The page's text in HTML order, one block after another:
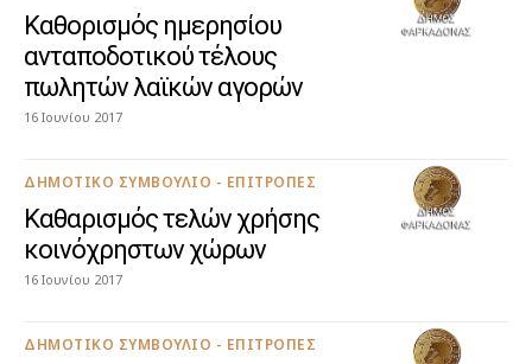
Καθορισμός ημερησίου
ανταποδοτικού τέλους
πωλητών λαϊκών αγορών
16 Ιουνίου 2017
ΔΗΜΟΤΙΚΌ ΣΥΜΒΟΎΛΙΟ - ΕΠΙΤΡΟΠΈΣ
Καθαρισμός τελών χρήσης
κοινόχρηστων χώρων
16 Ιουνίου 2017
ΔΗΜΟΤΙΚΌ ΣΥΜΒΟΎΛΙΟ - ΕΠΙΤΡΟΠΈΣ